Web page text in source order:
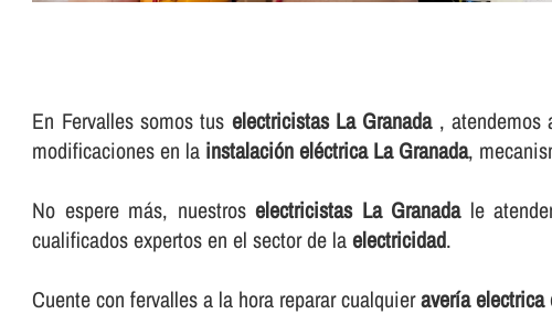
En Fervalles somos tus electricistas La Granada, atendemos
modificaciones en la instalación eléctrica La Granada,
No espere más, nuestroselectricistas La Granadale
cualificados expertos en el sector de laelectricidad.
Cuente con fervalles a la hora reparar cualquieraverí­a electrica